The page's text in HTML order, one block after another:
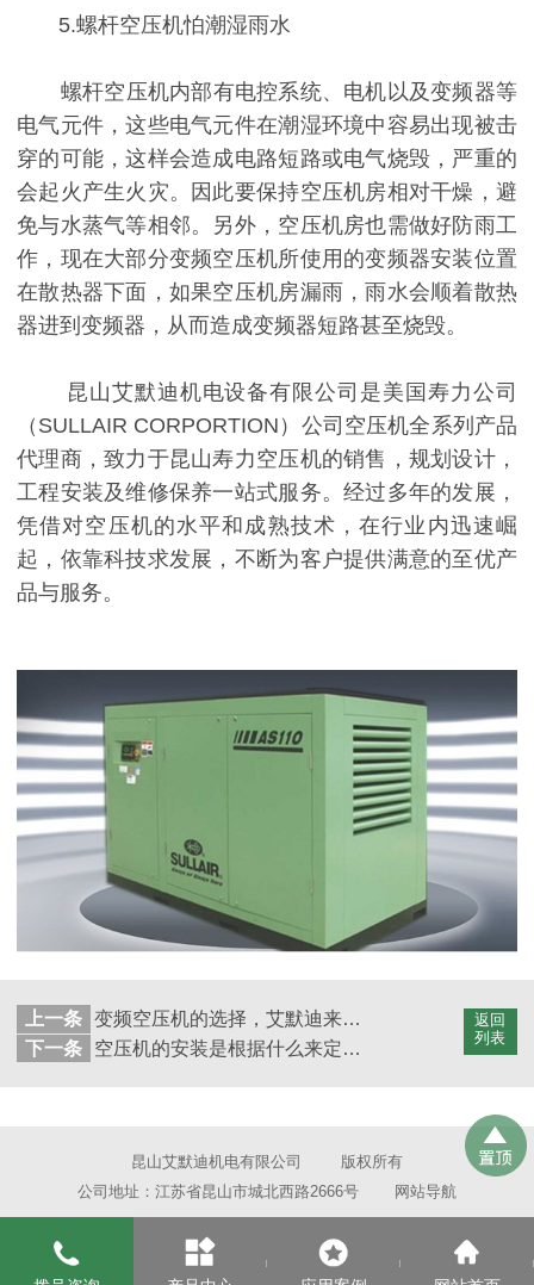
5.螺杆空压机怕潮湿雨水
螺杆空压机内部有电控系统、电机以及变频器等
电气元件，这些电气元件在潮湿环境中容易出现被击
穿的可能，这样会造成电路短路或电气烧毁，严重的
会起火产生火灾。因此要保持空压机房相对干燥，避
免与水蒸气等相邻。另外，空压机房也需做好防雨工
作，现在大部分变频空压机所使用的变频器安装位置
在散热器下面，如果空压机房漏雨，雨水会顺着散热
器进到变频器，从而造成变频器短路甚至烧毁。
昆山艾默迪机电设备有限公司是美国寿力公司
（SULLAIR CORPORTION）公司空压机全系列产品
代理商，致力于昆山寿力空压机的销售，规划设计，
工程安装及维修保养一站式服务。经过多年的发展，
凭借对空压机的水平和成熟技术，在行业内迅速崛
起，依靠科技求发展，不断为客户提供满意的至优产
品与服务。
返回
列表
上一条
变频空压机的选择，艾默迪来告诉你！
下一条
空压机的安装是根据什么来定位的呢？
昆山艾默迪机电有限公司
版权所有
公司地址：江苏省昆山市城北西路2666号
网站导航